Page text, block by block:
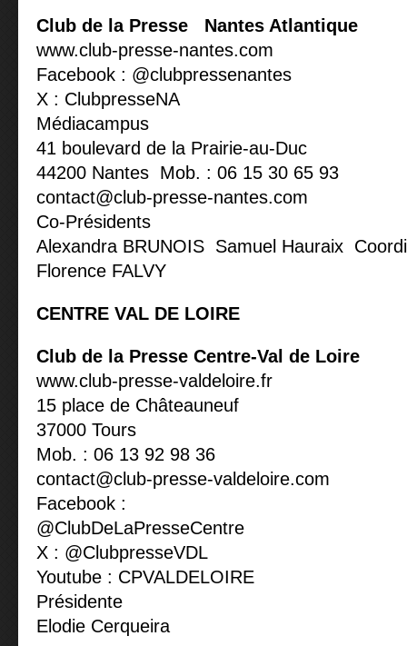
Club de la Presse Nantes Atlantique
www.club-presse-nantes.com
Facebook : @clubpressenantes
X : ClubpresseNA
Médiacampus
41 boulevard de la Prairie-au-Duc
44200 Nantes Mob. : 06 15 30 65 93
contact@club-presse-nantes.com
Co-Présidents
Alexandra BRUNOIS Samuel Hauraix
Florence FALVY
CENTRE VAL DE LOIRE
Club de la Presse Centre-Val de Loire
www.club-presse-valdeloire.fr
15 place de Châteauneuf
37000 Tours
Mob. : 06 13 92 98 36
contact@club-presse-valdeloire.com
Facebook :
@ClubDeLaPresseCentre
X : @ClubpresseVDL
Youtube : CPVALDELOIRE
Présidente
Elodie Cerqueira